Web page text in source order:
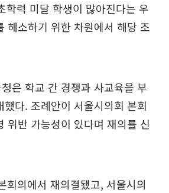
학력 미달 학생이 많아진다는 우
해소하기 위한 차원에서 해당 조
은 학교 간 경쟁과 사교육을 부
했다. 조례안이 서울시의회 본회
위반 가능성이 있다며 재의를 신
회의에서 재의결됐고, 서울시의